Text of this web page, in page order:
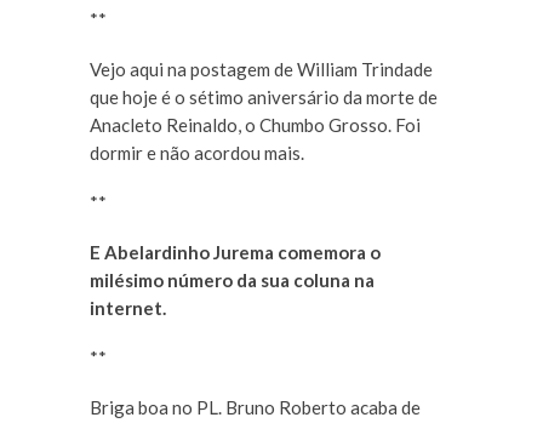
**
Vejo aqui na postagem de William Trindade
que hoje é o sétimo aniversário da morte de
Anacleto Reinaldo, o Chumbo Grosso. Foi
dormir e não acordou mais.
**
E Abelardinho Jurema comemora o
milésimo número da sua coluna na
internet.
**
Briga boa no PL. Bruno Roberto acaba de